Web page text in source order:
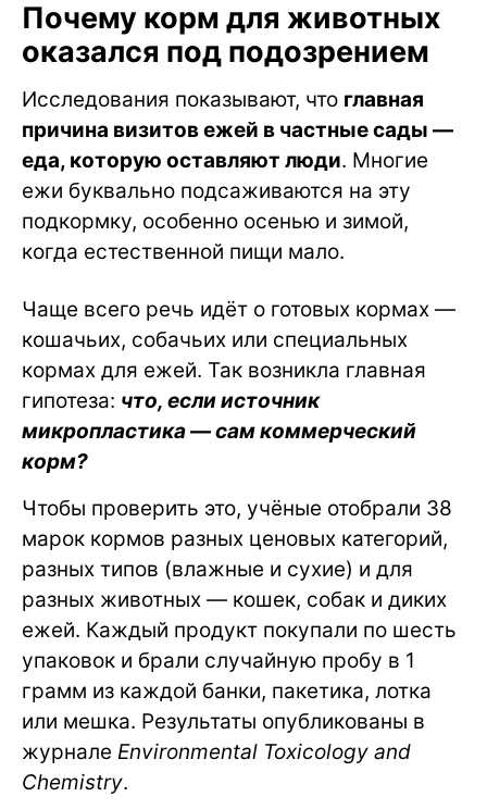
Почему корм для животных
оказался под подозрением
Исследования показывают, что главная
причина визитов ежей в частные сады —
еда, которую оставляют люди. Многие
ежи буквально подсаживаются на эту
подкормку, особенно осенью и зимой,
когда естественной пищи мало.
Чаще всего речь идёт о готовых кормах —
кошачьих, собачьих или специальных
кормах для ежей. Так возникла главная
гипотеза: что, если источник
микропластика — сам коммерческий
корм?
Чтобы проверить это, учёные отобрали 38
марок кормов разных ценовых категорий,
разных типов (влажные и сухие) и для
разных животных — кошек, собак и диких
ежей. Каждый продукт покупали по шесть
упаковок и брали случайную пробу в 1
грамм из каждой банки, пакетика, лотка
или мешка. Результаты опубликованы в
журнале Environmental Toxicology and
Chemistry.